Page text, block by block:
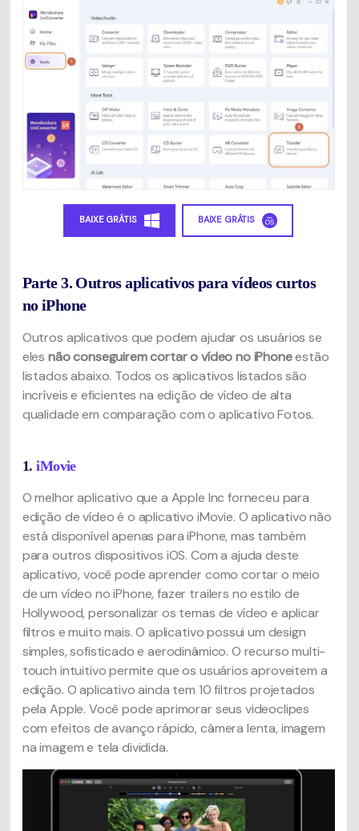
BAIXE GRÁTIS BAIXE GRÁTIS
Parte 3. Outros aplicativos para vídeos curtos
no iPhone
Outros aplicativos que podem ajudar os usuários se
eles não conseguirem cortar o vídeo no iPhoneestão
listados abaixo. Todos os aplicativos listados são
incríveis e eficientes na edição de vídeo de alta
qualidade em comparação com o aplicativo Fotos.
1.iMovie
O melhor aplicativo que a Apple Inc forneceu para
edição de vídeo é o aplicativo iMovie. O aplicativo não
está disponível apenas para iPhone, mas também
para outros dispositivos iOS. Com a ajuda deste
aplicativo, você pode aprender como cortar o meio
de um vídeo no iPhone, fazer trailers no estilo de
Hollywood, personalizar os temas de vídeo e aplicar
filtros e muito mais. O aplicativo possui um design
simples, sofisticado e aerodinâmico. O recurso multi-
touch intuitivo permite que os usuários aproveitem a
edição. O aplicativo ainda tem 10 filtros projetados
pela Apple. Você pode aprimorar seus videoclipes
com efeitos de avanço rápido, câmera lenta, imagem
na imagem e tela dividida.